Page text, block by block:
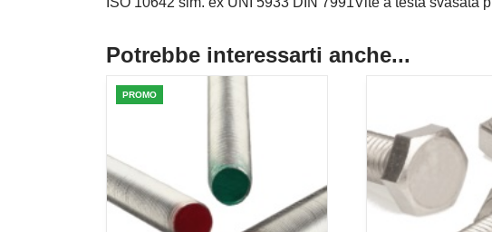
Potrebbe interessarti anche...
PROMO